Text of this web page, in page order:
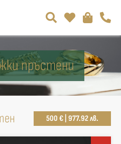
пръстени
500 € | 977.92 лв.